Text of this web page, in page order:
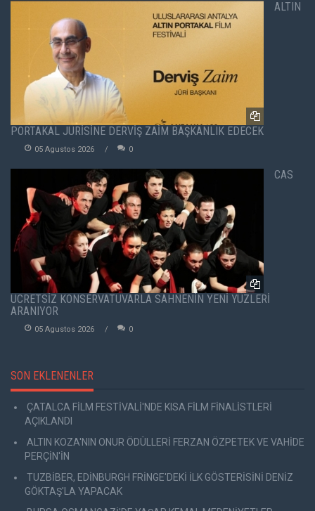
ALTIN
PORTAKAL JÜRİSİNE DERVİŞ ZAİM BAŞKANLIK EDECEK
05 Agustos 2026 0
CAS
ÜCRETSİZ KONSERVATUVARLA SAHNENİN YENİ YÜZLERİ
ARANIYOR
05 Agustos 2026 0
SON EKLENENLER
ÇATALCA FİLM FESTİVALİ'NDE KISA FİLM FİNALİSTLERİ
AÇIKLANDI
ALTIN KOZA'NIN ONUR ÖDÜLLERİ FERZAN ÖZPETEK VE VAHİDE
PERÇİN'İN
TUZBİBER, EDİNBURGH FRİNGE'DEKİ İLK GÖSTERİSİNİ DENİZ
GÖKTAŞ'LA YAPACAK